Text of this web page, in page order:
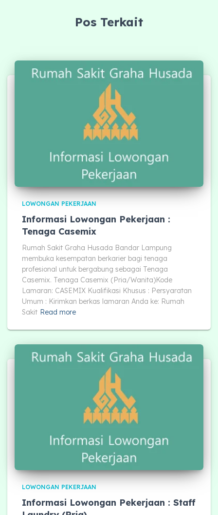
Pos Terkait
LOWONGAN PEKERJAAN
Informasi Lowongan Pekerjaan :
Tenaga Casemix
Rumah Sakit Graha Husada Bandar Lampung
membuka kesempatan berkarier bagi tenaga
profesional untuk bergabung sebagai Tenaga
Casemix. Tenaga Casemix (Pria/Wanita)Kode
Lamaran: CASEMIX Kualifikasi Khusus : Persyaratan
Umum : Kirimkan berkas lamaran Anda ke: Rumah
Sakit Read more
LOWONGAN PEKERJAAN
Informasi Lowongan Pekerjaan : Staff